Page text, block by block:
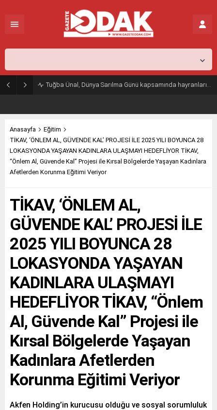
Tuğba Ünal, Dünya Sarılma Günü kapsamında hayranlarıyla buluştu
Anasayfa
Eğitim
TİKAV, ‘ÖNLEM AL, GÜVENDE KAL’ PROJESİ İLE 2025 YILI BOYUNCA 28
LOKASYONDA YAŞAYAN KADINLARA ULAŞMAYI HEDEFLİYOR TİKAV,
“Önlem Al, Güvende Kal” Projesi ile Kırsal Bölgelerde Yaşayan Kadınlara
Afetlerden Korunma Eğitimi Veriyor
TİKAV, ‘ÖNLEM AL,
GÜVENDE KAL’ PROJESİ İLE
2025 YILI BOYUNCA 28
LOKASYONDA YAŞAYAN
KADINLARA ULAŞMAYI
HEDEFLİYOR TİKAV, “Önlem
Al, Güvende Kal” Projesi ile
Kırsal Bölgelerde Yaşayan
Kadınlara Afetlerden
Korunma Eğitimi Veriyor
Akfen Holding’in kurucusu olduğu ve sosyal sorumluluk